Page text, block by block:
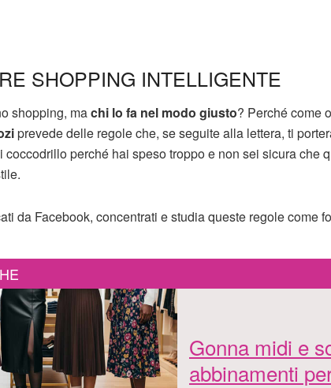
SHOPPING INTELLIGENTE
shopping, machi lo fa nel modo giusto? Perché come
prevede delle regole che, se seguite alla lettera, ti
coccodrillo perché hai speso troppo e non sei sicura che
da Facebook, concentrati e studia queste regole come
Gonna midi e
abbinamenti